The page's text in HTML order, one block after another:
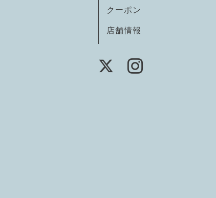
クーポン
店舗情報